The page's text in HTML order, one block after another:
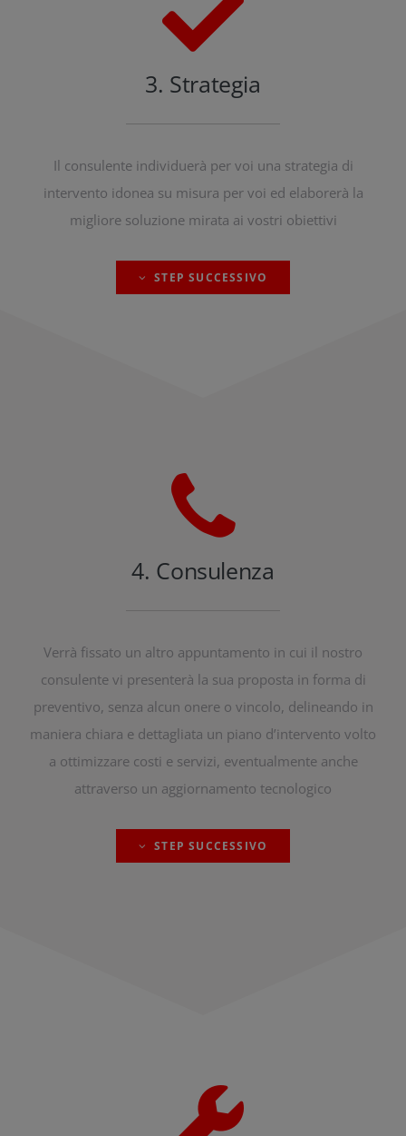
3. Strategia
Il consulente individuerà per voi una strategia di
intervento idonea su misura per voi ed elaborerà la
migliore soluzione mirata ai vostri obiettivi
STEP SUCCESSIVO
4. Consulenza
Verrà fissato un altro appuntamento in cui il nostro
consulente vi presenterà la sua proposta in forma di
preventivo, senza alcun onere o vincolo, delineando in
maniera chiara e dettagliata un piano d’intervento volto
a ottimizzare costi e servizi, eventualmente anche
attraverso un aggiornamento tecnologico
STEP SUCCESSIVO